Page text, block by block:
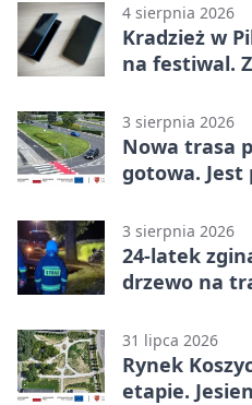
4 sierpnia 2026
Kradzież w
na festiwal.
3 sierpnia 2026
Nowa trasa
gotowa. Jest
3 sierpnia 2026
24-latek
drzewo na
31 lipca 2026
Rynek
etapie.